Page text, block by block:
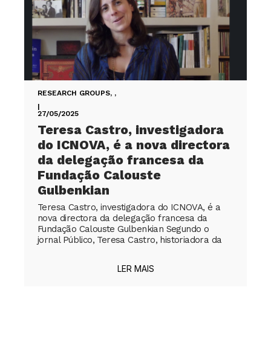
RESEARCH GROUPS, ,
|
27/05/2025
Teresa Castro, investigadora
do ICNOVA, é a nova directora
da delegação francesa da
Fundação Calouste
Gulbenkian
Teresa Castro, investigadora do ICNOVA, é a
nova directora da delegação francesa da
Fundação Calouste Gulbenkian Segundo o
jornal Público, Teresa Castro, historiadora da
LER MAIS